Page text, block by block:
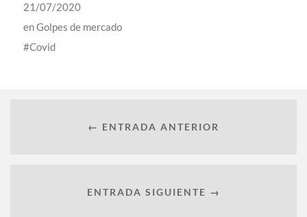
21/07/2020
enGolpes de mercado
Covid
← ENTRADA ANTERIOR
ENTRADA SIGUIENTE →